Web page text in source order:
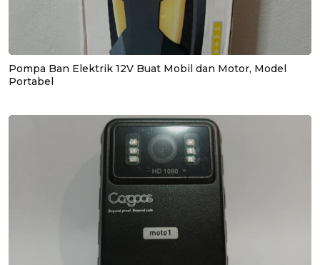
Pompa Ban Elektrik 12V Buat Mobil dan Motor, Model
Portabel